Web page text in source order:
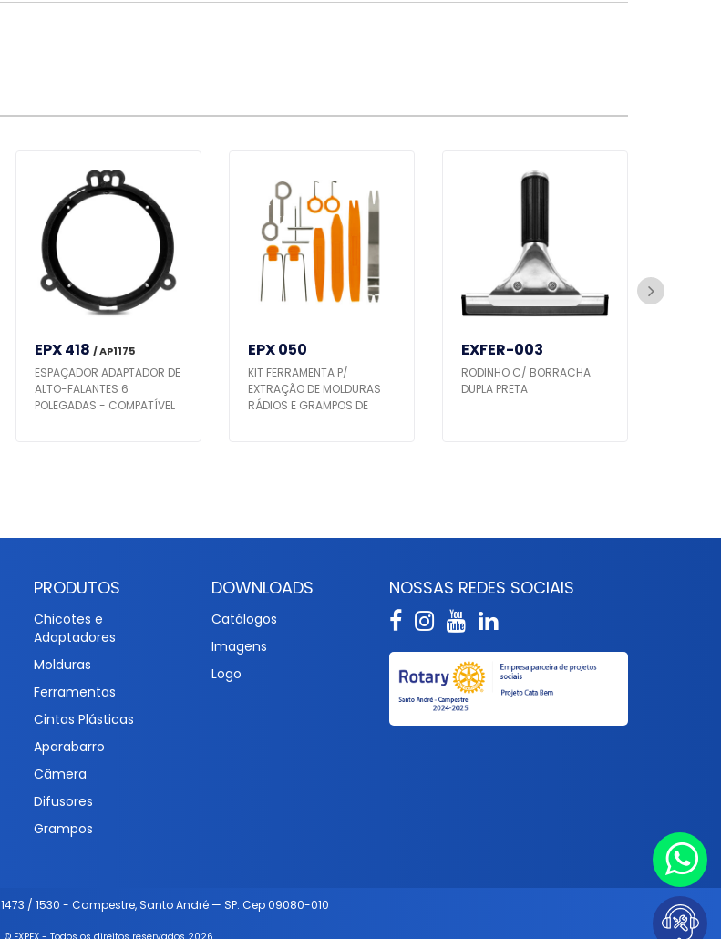
EPX 418 / AP1175
ESPAÇADOR ADAPTADOR DE
ALTO-FALANTES 6
POLEGADAS - COMPATÍVEL
EPX 050
KIT FERRAMENTA P/
EXTRAÇÃO DE MOLDURAS
RÁDIOS E GRAMPOS DE
EXFER-003
RODINHO C/ BORRACHA
DUPLA PRETA
PRODUTOS
Chicotes e
Adaptadores
Molduras
Ferramentas
Cintas Plásticas
Aparabarro
Câmera
Difusores
Grampos
DOWNLOADS
Catálogos
Imagens
Logo
NOSSAS REDES SOCIAIS
/ 1530 - Campestre, Santo André — SP. Cep 09080-010